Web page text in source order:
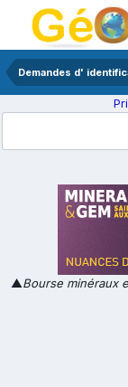
Demandes d'
▲Bourse minéraux